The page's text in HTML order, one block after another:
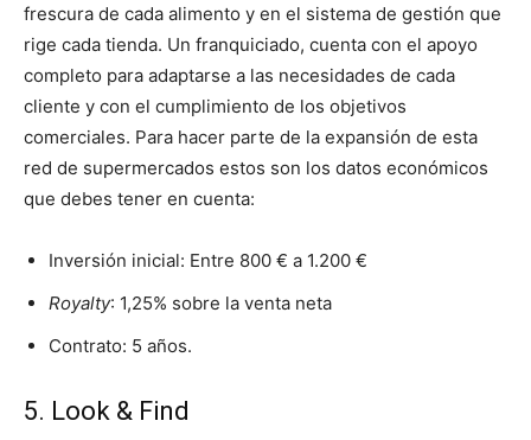
frescura de cada alimento y en el sistema de gestión que
rige cada tienda. Un franquiciado, cuenta con el apoyo
completo para adaptarse a las necesidades de cada
cliente y con el cumplimiento de los objetivos
comerciales. Para hacer parte de la expansión de esta
red de supermercados estos son los datos económicos
que debes tener en cuenta:
Inversión inicial: Entre 800 € a 1.200 €
Royalty: 1,25% sobre la venta neta
Contrato: 5 años.
5. Look & Find